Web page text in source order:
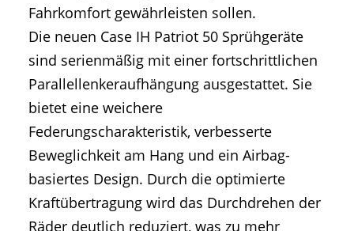
Fahrkomfort gewährleisten sollen.
Die neuen Case IH Patriot 50 Sprühgeräte
sind serienmäßig mit einer fortschrittlichen
Parallellenkeraufhängung ausgestattet. Sie
bietet eine weichere
Federungscharakteristik, verbesserte
Beweglichkeit am Hang und ein Airbag-
basiertes Design. Durch die optimierte
Kraftübertragung wird das Durchdrehen der
Räder deutlich reduziert, was zu mehr